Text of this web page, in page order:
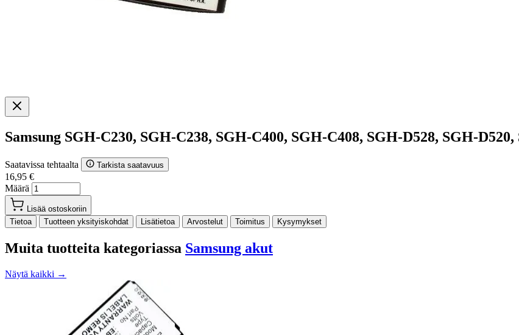
Samsung SGH-C230, SGH-C238, SGH-C400, SGH-C408, SGH-D528, SGH-
Saatavissa tehtaalta Tarkista saatavuus
16,95 €
Määrä
Lisää ostoskoriin
Tietoa
Tuotteen yksityiskohdat Lisätietoa Arvostelut Toimitus Kysymykset
Muita tuotteita kategoriassa Samsung akut
Näytä kaikki →